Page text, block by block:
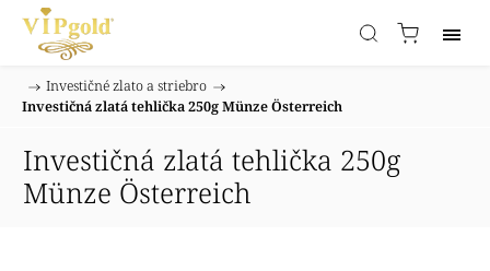
Domov
/ Investičné zlato a striebro /
Investičná zlatá tehlička 250g Münze Österreich
Investičná zlatá tehlička 250g
Münze Österreich